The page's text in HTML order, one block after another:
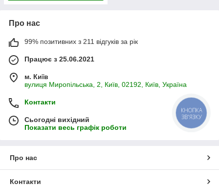
Про нас
99% позитивних з 211 відгуків за рік
Працює з 25.06.2021
м. Київ
вулиця Миропільська, 2, Київ, 02192, Київ, Україна
Контакти
Сьогодні вихідний
Показати весь графік роботи
Про нас
Контакти
КНОПКА
ЗВ'ЯЗКУ